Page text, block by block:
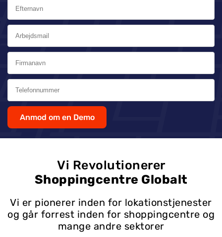
Anmod om en Demo
Vi Revolutionerer
Shoppingcentre Globalt
Vi er pionerer inden for lokationstjenester
og går forrest inden for shoppingcentre og
mange andre sektorer